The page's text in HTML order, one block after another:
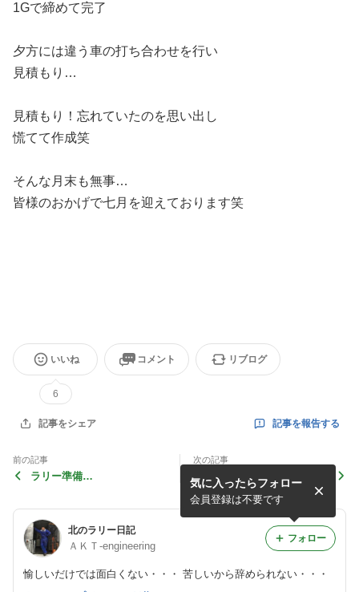
1Gで締めて完了
夕方には違う車の打ち合わせを行い
見積もり…
見積もり！忘れていたのを思い出し
慌てて作成笑
そんな月末も無事…
皆様のおかげで七月を迎えております笑
いいね
6
コメント リブログ
記事をシェア 記事を報告する
前の記事
ラリー準備…
次の記事
北のラリー日記
ＡＫＴ-engineering
愉しいだけでは面白くない・・・ 苦しいから辞められない・・・
気に入ったらフォロー
会員登録は不要です
フォロー